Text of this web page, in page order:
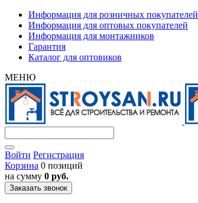
Информация для розничных покупателей
Информация для оптовых покупателей
Информация для монтажников
Гарантия
Каталог для оптовиков
МЕНЮ
Войти Регистрация
Корзина 0 позиций
на сумму 0 руб.
Заказать звонок